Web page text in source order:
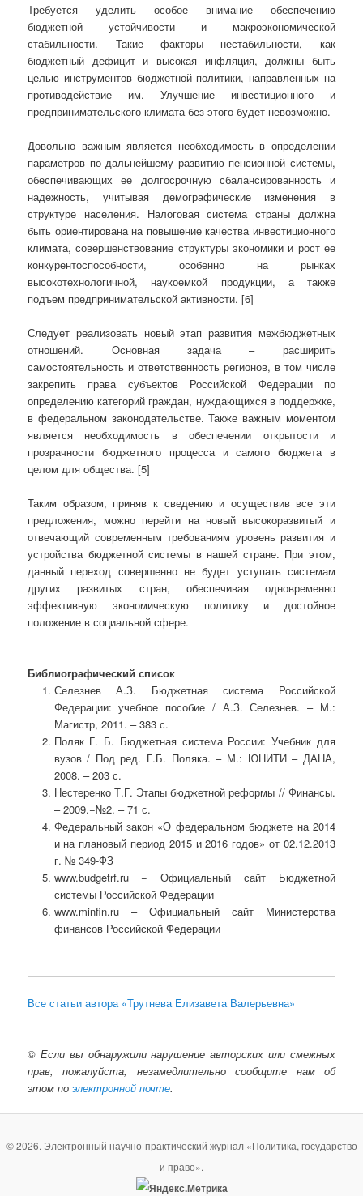
Требуется уделить особое внимание обеспечению
бюджетной устойчивости и макроэкономической
стабильности. Такие факторы нестабильности, как
бюджетный дефицит и высокая инфляция, должны быть
целью инструментов бюджетной политики, направленных на
противодействие им. Улучшение инвестиционного и
предпринимательского климата без этого будет невозможно.
Довольно важным является необходимость в определении
параметров по дальнейшему развитию пенсионной системы,
обеспечивающих ее долгосрочную сбалансированность и
надежность, учитывая демографические изменения в
структуре населения. Налоговая система страны должна
быть ориентирована на повышение качества инвестиционного
климата, совершенствование структуры экономики и рост ее
конкурентоспособности, особенно на рынках
высокотехнологичной, наукоемкой продукции, а также
подъем предпринимательской активности. [6]
Следует реализовать новый этап развития межбюджетных
отношений. Основная задача – расширить
самостоятельность и ответственность регионов, в том числе
закрепить права субъектов Российской Федерации по
определению категорий граждан, нуждающихся в поддержке,
в федеральном законодательстве. Также важным моментом
является необходимость в обеспечении открытости и
прозрачности бюджетного процесса и самого бюджета в
целом для общества. [5]
Таким образом, приняв к сведению и осуществив все эти
предложения, можно перейти на новый высокоразвитый и
отвечающий современным требованиям уровень развития и
устройства бюджетной системы в нашей стране. При этом,
данный переход совершенно не будет уступать системам
других развитых стран, обеспечивая одновременно
эффективную экономическую политику и достойное
положение в социальной сфере.
Библиографический список
Селезнев А.З. Бюджетная система Российской
Федерации: учебное пособие / А.З. Селезнев. – М.:
Магистр, 2011. – 383 с.
Поляк Г. Б. Бюджетная система России: Учебник для
вузов / Под ред. Г.Б. Поляка. – М.: ЮНИТИ – ДАНА,
2008. – 203 с.
Нестеренко Т.Г. Этапы бюджетной реформы // Финансы.
– 2009.−№2. – 71 с.
Федеральный закон «О федеральном бюджете на 2014
и на плановый период 2015 и 2016 годов» от 02.12.2013
г. № 349-ФЗ
www.budgetrf.ru − Официальный сайт Бюджетной
системы Российской Федерации
www.minfin.ru – Официальный сайт Министерства
финансов Российской Федерации
Все статьи автора «Трутнева Елизавета Валерьевна»
© Если вы обнаружили нарушение авторских или смежных
прав, пожалуйста, незамедлительно сообщите нам об
этом поэлектронной почте.
© 2026. Электронный научно-практический журнал «Политика, государство
и право».